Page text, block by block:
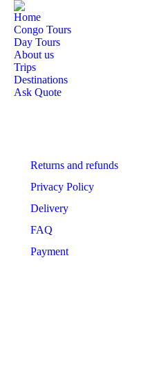
Home
Congo Tours
Day Tours
About us
Trips
Destinations
Ask Quote
Returns and refunds
Privacy Policy
Delivery
FAQ
Payment